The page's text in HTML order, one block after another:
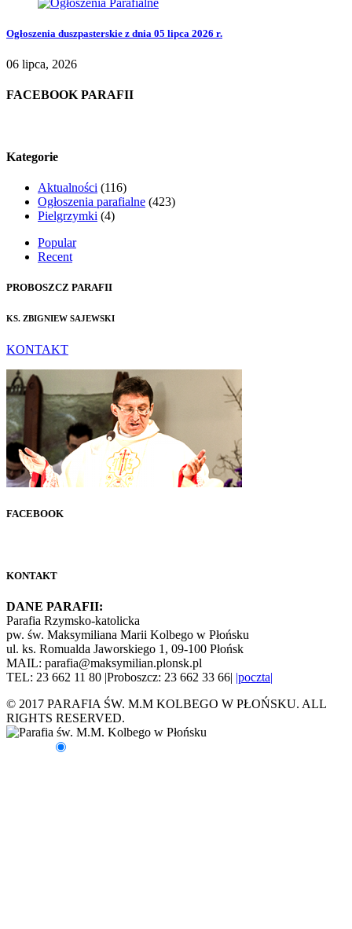
Ogłoszenia duszpasterskie z dnia 05 lipca 2026 r.
06 lipca, 2026
FACEBOOK PARAFII
Kategorie
Aktualności (116)
Ogłoszenia parafialne (423)
Pielgrzymki (4)
Popular
Recent
PROBOSZCZ PARAFII
KS. ZBIGNIEW SAJEWSKI
KONTAKT
FACEBOOK
KONTAKT
DANE PARAFII:
Parafia Rzymsko-katolicka
pw. św. Maksymiliana Marii Kolbego w Płońsku
ul. ks. Romualda Jaworskiego 1, 09-100 Płońsk
MAIL: parafia@maksymilian.plonsk.pl
TEL: 23 662 11 80 |Proboszcz: 23 662 33 66| |poczta|
© 2017 PARAFIA ŚW. M.M KOLBEGO W PŁOŃSKU. ALL
RIGHTS RESERVED.